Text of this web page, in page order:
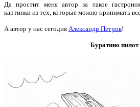
Да простит меня автор за такое
картинки из тех, которые можно принимать
А автор у нас сегодня Александр Петров!
Буратино пилот